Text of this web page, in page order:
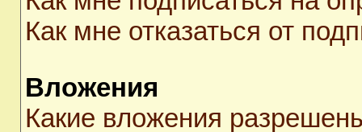
Как мне отказаться от
Вложения
Какие вложения